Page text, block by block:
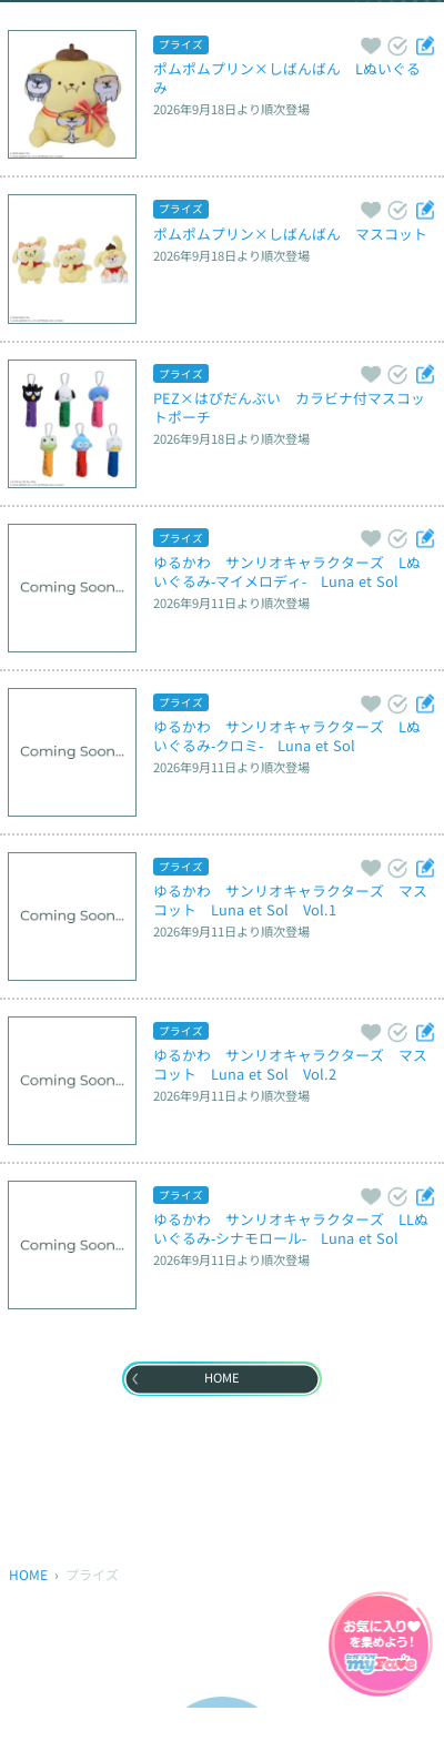
プライズ
ポムポムプリン×しばんばん　Lぬいぐる
み
2026年9月18日より順次登場
プライズ
ポムポムプリン×しばんばん　マスコット
2026年9月18日より順次登場
プライズ
PEZ×はぴだんぶい　カラビナ付マスコッ
トポーチ
2026年9月18日より順次登場
プライズ
ゆるかわ　サンリオキャラクターズ　Lぬ
いぐるみ‐マイメロディ‐　Luna et Sol
2026年9月11日より順次登場
プライズ
ゆるかわ　サンリオキャラクターズ　Lぬ
いぐるみ‐クロミ‐　Luna et Sol
2026年9月11日より順次登場
プライズ
ゆるかわ　サンリオキャラクターズ　マス
コット　Luna et Sol　Vol.1
2026年9月11日より順次登場
プライズ
ゆるかわ　サンリオキャラクターズ　マス
コット　Luna et Sol　Vol.2
2026年9月11日より順次登場
プライズ
ゆるかわ　サンリオキャラクターズ　LLぬ
いぐるみ‐シナモロール‐　Luna et Sol
2026年9月11日より順次登場
HOME
HOME プライズ